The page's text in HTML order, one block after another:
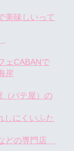
美味しいって
ェCABANで
岸
（パテ屋）の
にくいふた
どの専門店